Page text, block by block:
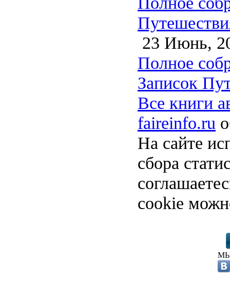
23 Июнь,
Полное
Записок
Все книги
faireinfo.ru
На сайте
сбора
cookie